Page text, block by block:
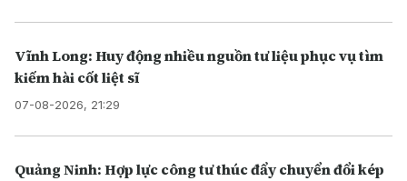
Vĩnh Long: Huy động nhiều nguồn tư liệu phục vụ tìm
kiếm hài cốt liệt sĩ
07-08-2026, 21:29
Quảng Ninh: Hợp lực công tư thúc đẩy chuyển đổi kép